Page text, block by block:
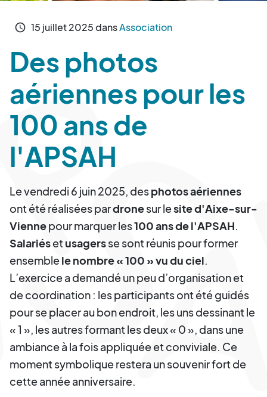
schedule 15 juillet2025dansAssociation
Des photos
aériennes pour les
100 ans de
l'APSAH
Le vendredi 6 juin 2025, desphotos aériennes
ont été réalisées pardronesur lesite d'Aixe-sur-
Viennepour marquer les100 ans de l'APSAH.
Salariésetusagersse sont réunis pour former
ensemblele nombre « 100 » vu du ciel.
L’exercice a demandé un peu d’organisation et
de coordination : les participants ont été guidés
pour se placer au bon endroit, les uns dessinant le
« 1 », les autres formant les deux « 0 », dans une
ambiance à la fois appliquée et conviviale. Ce
moment symbolique restera un souvenir fort de
cette année anniversaire.